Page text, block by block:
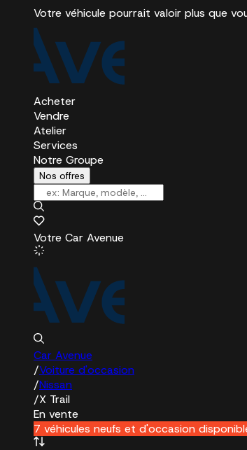
Votre véhicule pourrait valoir plus que
Acheter
Vendre
Atelier
Services
Notre Groupe
Nos offres
Votre Car Avenue
Car Avenue
/Voiture d'occasion
/Nissan
/X Trail
En vente
7 véhicules neufs et d'occasion